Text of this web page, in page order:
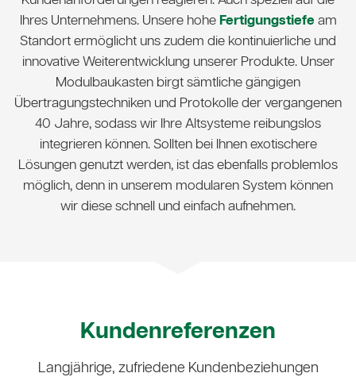
Ihres Unternehmens. Unsere hohe Fertigungstiefe am
Standort ermöglicht uns zudem die kontinuierliche und
innovative Weiterentwicklung unserer Produkte. Unser
Modulbaukasten birgt sämtliche gängigen
Übertragungstechniken und Protokolle der vergangenen
40 Jahre, sodass wir Ihre Altsysteme reibungslos
integrieren können. Sollten bei Ihnen exotischere
Lösungen genutzt werden, ist das ebenfalls problemlos
möglich, denn in unserem modularen System können
wir diese schnell und einfach aufnehmen.
Kunden­referenzen
Langjährige, zufriedene Kundenbeziehungen